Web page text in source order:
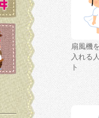
扇風機
入れる
ト